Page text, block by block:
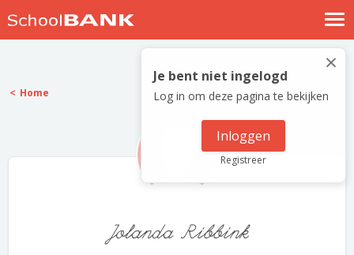
Nostalgische verhalen
Log in
Meld je gratis aan
×
Je bent niet ingelogd
Log in om deze pagina te bekijken
Inloggen
Registreer
Home
Jolanda Ribbink